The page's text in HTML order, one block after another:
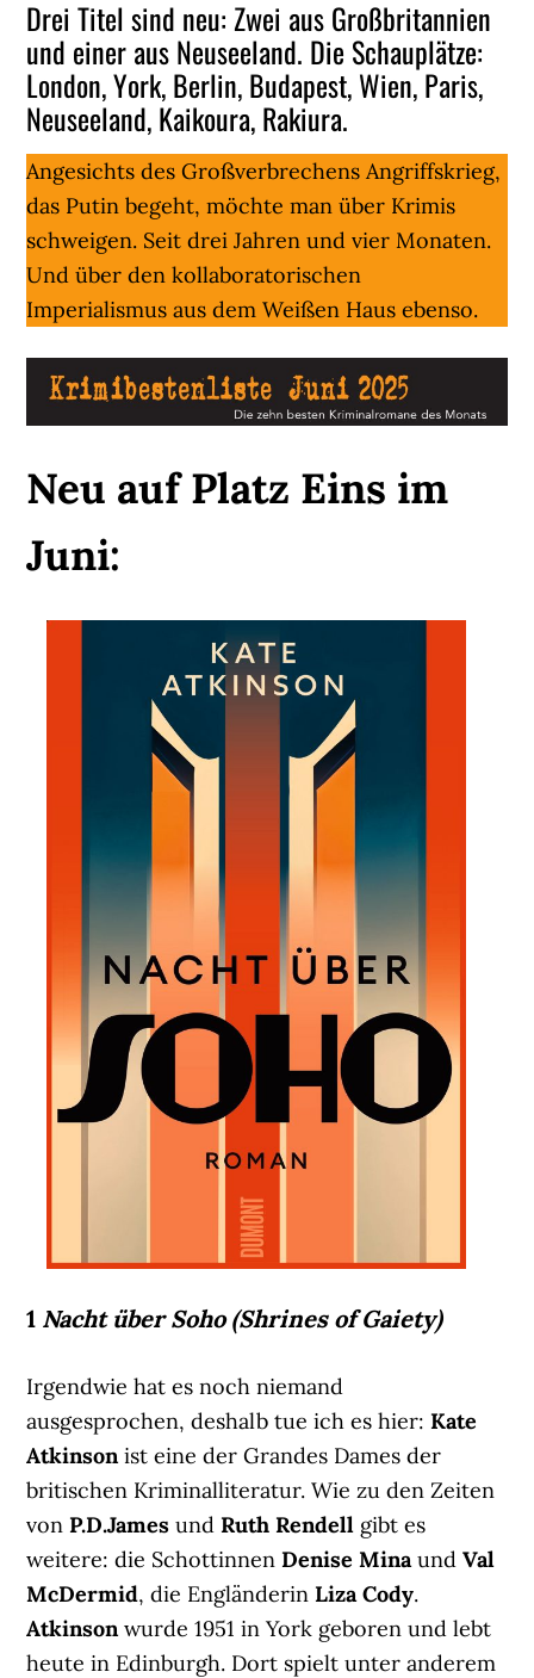
Drei Titel sind neu: Zwei aus Großbritannien
und einer aus Neuseeland. Die Schauplätze:
London, York, Berlin, Budapest, Wien, Paris,
Neuseeland, Kaikoura, Rakiura.
Angesichts des Großverbrechens Angriffskrieg,
das Putin begeht, möchte man über Krimis
schweigen. Seit drei Jahren und vier Monaten.
Und über den kollaboratorischen
Imperialismus aus dem Weißen Haus ebenso.
Neu auf Platz Eins im
Juni:
1 Nacht über Soho (Shrines of Gaiety)
Irgendwie hat es noch niemand
ausgesprochen, deshalb tue ich es hier:Kate
Atkinsonist eine der Grandes Dames der
britischen Kriminalliteratur. Wie zu den Zeiten
vonP.D.James undRuth Rendell gibt es
weitere: die SchottinnenDenise MinaundVal
McDermid, die EngländerinLiza Cody.
Atkinsonwurde 1951 in York geboren und lebt
heute in Edinburgh. Dort spielt unter anderem